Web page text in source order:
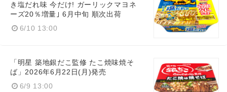
き塩だれ味 今だけ! ガーリックマヨネ
ーズ20％増量｣ 6月中旬 順次出荷
6/10 13:00
「明星 築地銀だこ監修 たこ焼味焼そ
ば」2026年6月22日(月)発売
6/9 13:00
English